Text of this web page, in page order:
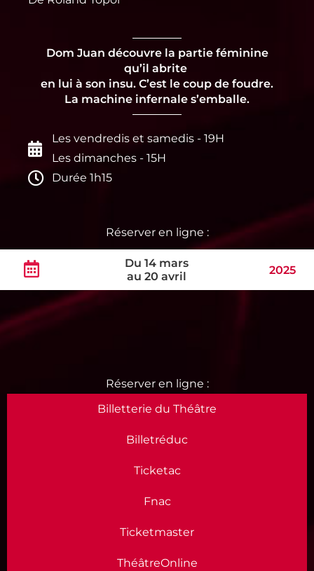
Dom Juan découvre la partie féminine
qu’il abrite
en lui à son insu. C’est le coup de foudre.
La machine infernale s’emballe.
Les vendredis et samedis - 19H
Les dimanches - 15H
Durée 1h15
Du 14 mars
au 20 avril
2025
Billetterie du Théâtre
Billetréduc
Ticketac
Fnac
Ticketmaster
ThéâtreOnline